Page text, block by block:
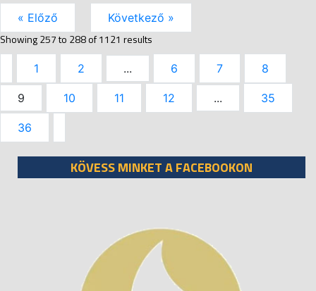
« Előző Következő »
Showing257to 288of1121 results
1 2 ... 6 7 8
9 10 11 12 ... 35
36
KÖVESS MINKET A FACEBOOKON